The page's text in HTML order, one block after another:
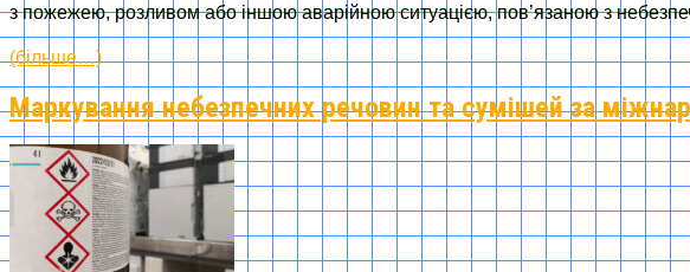
з пожежею, розливом або іншою аварійною ситуацією, пов’язаною з
(більше…)
Маркування небезпечних речовин та сумішей за